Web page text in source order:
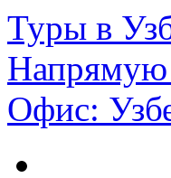
Туры в
Напрямую
Офис: